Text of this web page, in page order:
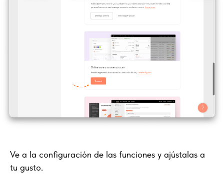
Ve a la configuración de las funciones y ajústalas a
tu gusto.